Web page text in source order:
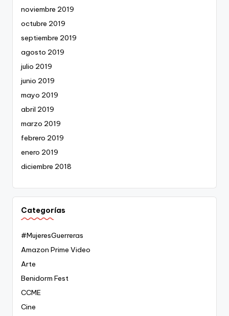
noviembre 2019
octubre 2019
septiembre 2019
agosto 2019
julio 2019
junio 2019
mayo 2019
abril 2019
marzo 2019
febrero 2019
enero 2019
diciembre 2018
Categorías
#MujeresGuerreras
Amazon Prime Video
Arte
Benidorm Fest
CCME
Cine